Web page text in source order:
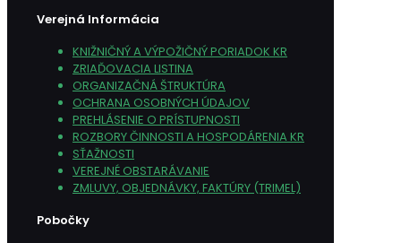
Verejná Informácia
KNIŽNIČNÝ A VÝPOŽIČNÝ PORIADOK KR
ZRIAĎOVACIA LISTINA
ORGANIZAČNÁ ŠTRUKTÚRA
OCHRANA OSOBNÝCH ÚDAJOV
PREHLÁSENIE O PRÍSTUPNOSTI
ROZBORY ČINNOSTI A HOSPODÁRENIA KR
SŤAŽNOSTI
VEREJNÉ OBSTARÁVANIE
ZMLUVY, OBJEDNÁVKY, FAKTÚRY (TRIMEL)
Pobočky